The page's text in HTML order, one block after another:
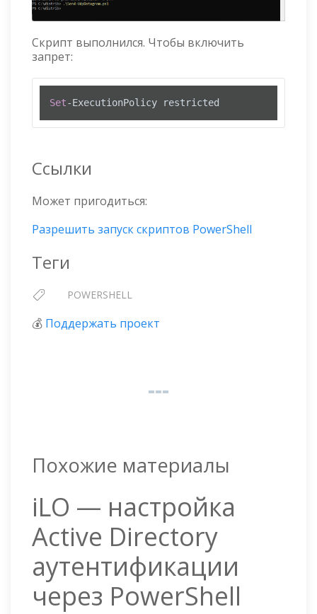
Скрипт выполнился. Чтобы включить
запрет:
Set-ExecutionPolicy restricted
Ссылки
Может пригодиться:
Разрешить запуск скриптов PowerShell
Теги
POWERSHELL
💰 Поддержать проект
Похожие материалы
iLO — настройка
Active Directory
аутентификации
через PowerShell